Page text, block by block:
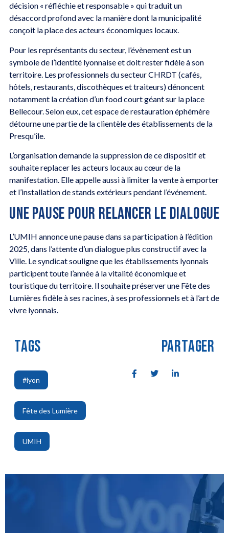
décision « réfléchie et responsable » qui traduit un
désaccord profond avec la manière dont la municipalité
conçoit la place des acteurs économiques locaux.
Pour les représentants du secteur, l’évènement est un
symbole de l’identité lyonnaise et doit rester fidèle à son
territoire. Les professionnels du secteur CHRDT (cafés,
hôtels, restaurants, discothèques et traiteurs) dénoncent
notamment la création d’un food court géant sur la place
Bellecour. Selon eux, cet espace de restauration éphémère
détourne une partie de la clientèle des établissements de la
Presqu’île.
L’organisation demande la suppression de ce dispositif et
souhaite replacer les acteurs locaux au cœur de la
manifestation. Elle appelle aussi à limiter la vente à emporter
et l’installation de stands extérieurs pendant l’événement.
UNE PAUSE POUR RELANCER LE DIALOGUE
L’UMIH annonce une pause dans sa participation à l’édition
2025, dans l’attente d’un dialogue plus constructif avec la
Ville. Le syndicat souligne que les établissements lyonnais
participent toute l’année à la vitalité économique et
touristique du territoire. Il souhaite préserver une Fête des
Lumières fidèle à ses racines, à ses professionnels et à l’art de
vivre lyonnais.
TAGS
#lyon
,
Fête des Lumière
,
UMIH
PARTAGER